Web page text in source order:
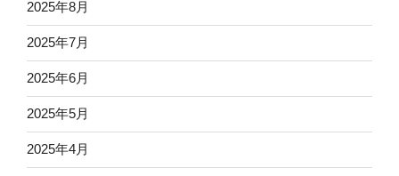
2025年8月
2025年7月
2025年6月
2025年5月
2025年4月